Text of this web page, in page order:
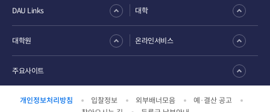
개인정보처리방침 입찰정보 외부배너모음
예·결산 공고
DAU Links 대학
대학원 온라인서비스
주요사이트